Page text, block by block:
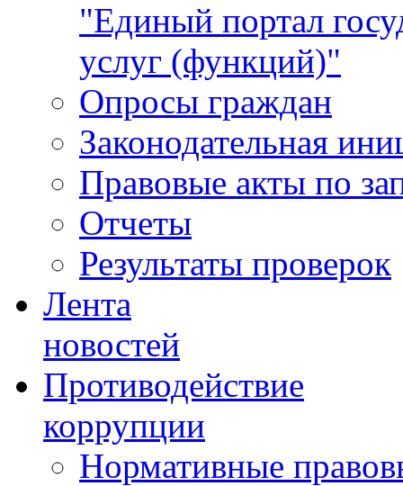
"Единый портал
услуг (функций)"
Опросы граждан
Законодательная
Правовые акты по
Отчеты
Результаты проверок
Лента
новостей
Противодействие
коррупции
Нормативные